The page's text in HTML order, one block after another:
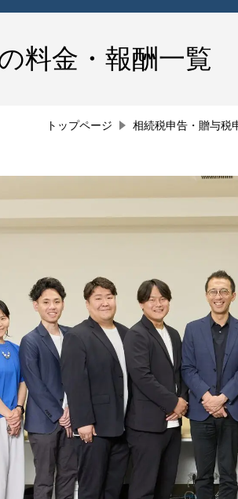
料金・報酬一覧
トップページ 相続税申告・贈与税